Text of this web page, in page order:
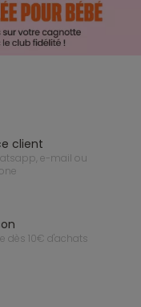
client
dès 10€ d'achats